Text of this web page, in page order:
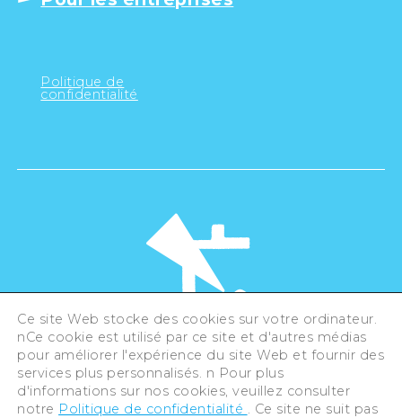
Politique de
confidentialité
©Hiroshima Tourism Association /
Hiroshima Prefecture / Hiroshima City .
All rights reserved
Ce site Web stocke des cookies sur votre ordinateur.
nCe cookie est utilisé par ce site et d'autres médias
pour améliorer l'expérience du site Web et fournir des
services plus personnalisés. n Pour plus
d'informations sur nos cookies, veuillez consulter
notre Politique de confidentialité . Ce site ne suit pas